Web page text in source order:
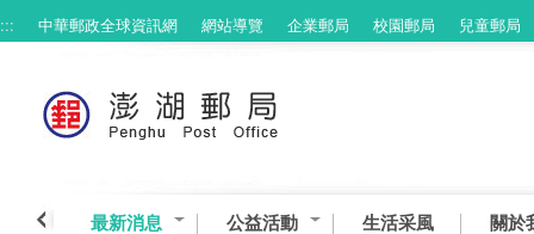
跳到主要內容區塊
::: 中華郵政全球資訊網 網站導覽 企業郵局 校園郵局 兒童郵局
最新消息 公益活動 生活采風 關於